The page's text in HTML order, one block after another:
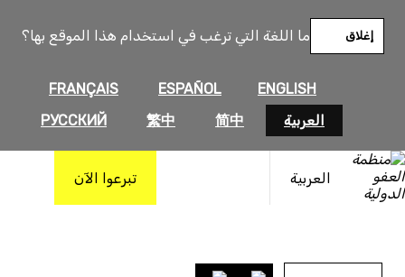
ما اللغة التي ترغب في استخدام هذا الموقع بها؟
ENGLISH
ESPAÑOL
FRANÇAIS
العربية
简中
繁中
РУССКИЙ
إغلاق
العربية تبرعوا الآن
المحتوى